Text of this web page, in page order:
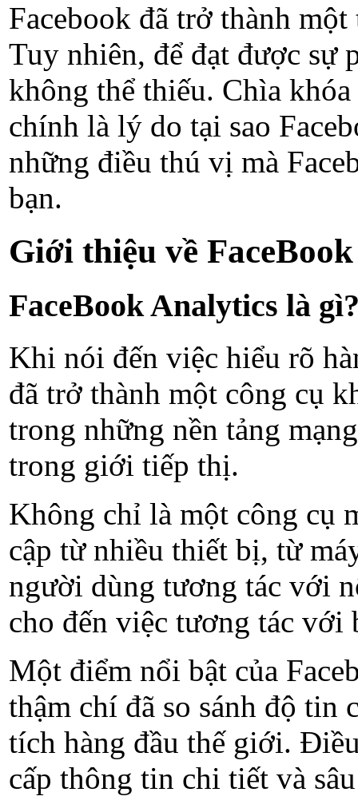
Facebook đã trở thành
Tuy nhiên, để đạt được sự
không thể thiếu. Chìa
chính là lý do tại sao
những điều thú vị mà
bạn.
Giới thiệu về
FaceBook Analytics là
Khi nói đến việc hiểu rõ
đã trở thành một công cụ
trong những nền tảng
trong giới tiếp thị.
Không chỉ là một công cụ
cập từ nhiều thiết bị, từ
người dùng tương tác với
cho đến việc tương tác với
Một điểm nổi bật của
thậm chí đã so sánh độ tin
tích hàng đầu thế giới.
cấp thông tin chi tiết và